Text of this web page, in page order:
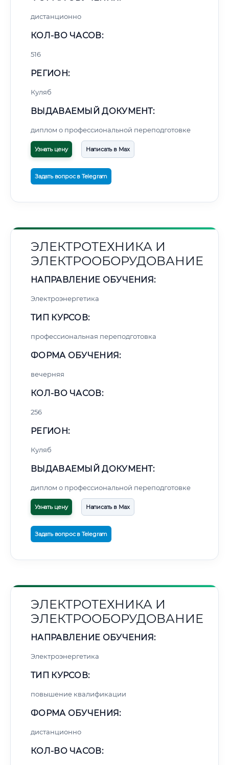
дистанционно
КОЛ-ВО ЧАСОВ:
516
РЕГИОН:
Куляб
ВЫДАВАЕМЫЙ ДОКУМЕНТ:
диплом о профессиональной переподготовке
Узнать цену Написать в Max
Задать вопрос в Telegram
ЭЛЕКТРОТЕХНИКА И
ЭЛЕКТРООБОРУДОВАНИЕ
НАПРАВЛЕНИЕ ОБУЧЕНИЯ:
Электроэнергетика
ТИП КУРСОВ:
профессиональная переподготовка
ФОРМА ОБУЧЕНИЯ:
вечерняя
КОЛ-ВО ЧАСОВ:
256
РЕГИОН:
Куляб
ВЫДАВАЕМЫЙ ДОКУМЕНТ:
диплом о профессиональной переподготовке
Узнать цену Написать в Max
Задать вопрос в Telegram
ЭЛЕКТРОТЕХНИКА И
ЭЛЕКТРООБОРУДОВАНИЕ
НАПРАВЛЕНИЕ ОБУЧЕНИЯ:
Электроэнергетика
ТИП КУРСОВ:
повышение квалификации
ФОРМА ОБУЧЕНИЯ:
дистанционно
КОЛ-ВО ЧАСОВ: